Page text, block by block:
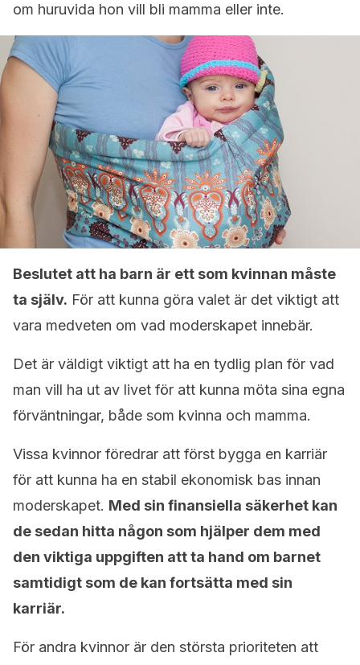
om huruvida hon vill bli mamma eller inte.
Beslutet att ha barn är ett som kvinnan måste
ta själv. För att kunna göra valet är det viktigt att
vara medveten om vad moderskapet innebär.
Det är väldigt viktigt att ha en tydlig plan för vad
man vill ha ut av livet för att kunna möta sina egna
förväntningar, både som kvinna och mamma.
Vissa kvinnor föredrar att först bygga en karriär
för att kunna ha en stabil ekonomisk bas innan
moderskapet. Med sin finansiella säkerhet kan
de sedan hitta någon som hjälper dem med
den viktiga uppgiften att ta hand om barnet
samtidigt som de kan fortsätta med sin
karriär.
För andra kvinnor är den största prioriteten att